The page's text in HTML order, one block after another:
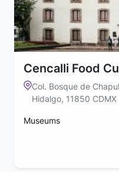
Cencalli Food
Col. Bosque de
Hidalgo, 11850 CDMX
Museums